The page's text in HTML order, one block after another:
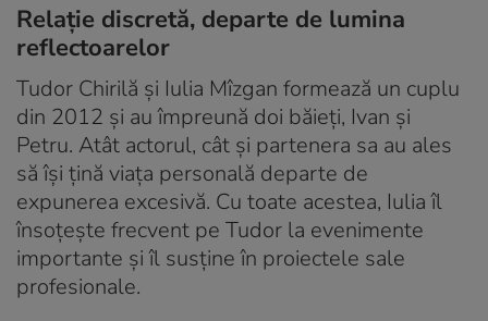
Relație discretă, departe de lumina
reflectoarelor
Tudor Chirilă și Iulia Mîzgan formează un cuplu
din 2012 și au împreună doi băieți, Ivan și
Petru. Atât actorul, cât și partenera sa au ales
să își țină viața personală departe de
expunerea excesivă. Cu toate acestea, Iulia îl
însoțește frecvent pe Tudor la evenimente
importante și îl susține în proiectele sale
profesionale.